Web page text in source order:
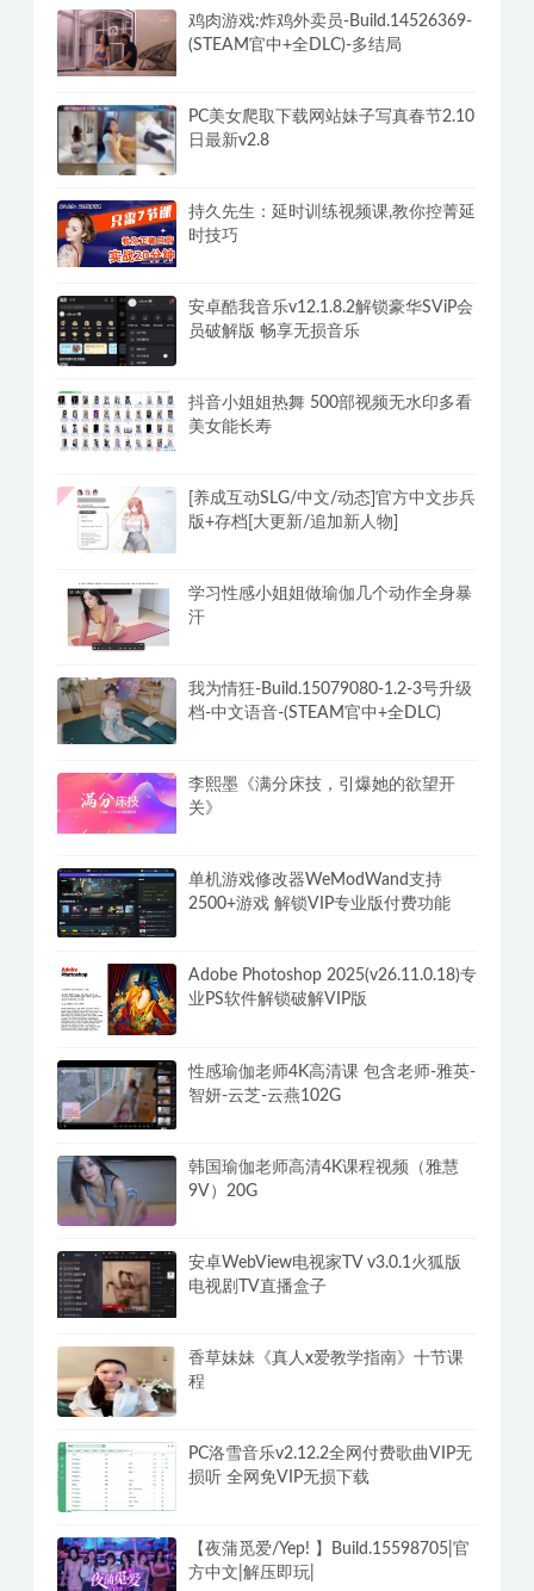
鸡肉游戏:炸鸡外卖员-Build.14526369-
(STEAM官中+全DLC)-多结局
PC美女爬取下载网站妹子写真春节2.10
日最新v2.8
持久先生：延时训练视频课,教你控菁延
时技巧
安卓酷我音乐v12.1.8.2解锁豪华SViP会
员破解版 畅享无损音乐
抖音小姐姐热舞 500部视频无水印多看
美女能长寿
[养成互动SLG/中文/动态]官方中文步兵
版+存档[大更新/追加新人物]
学习性感小姐姐做瑜伽几个动作全身暴
汗
我为情狂-Build.15079080-1.2-3号升级
档-中文语音-(STEAM官中+全DLC)
李熙墨《满分床技，引爆她的欲望开
关》
单机游戏修改器WeModWand支持
2500+游戏 解锁VIP专业版付费功能
Adobe Photoshop 2025(v26.11.0.18)专
业PS软件解锁破解VIP版
性感瑜伽老师4K高清课 包含老师-雅英-
智妍-云芝-云燕102G
韩国瑜伽老师高清4K课程视频（雅慧
9V）20G
安卓WebView电视家TV v3.0.1火狐版
电视剧TV直播盒子
香草妹妹《真人x爱教学指南》十节课
程
PC洛雪音乐v2.12.2全网付费歌曲VIP无
损听 全网免VIP无损下载
【夜蒲觅爱/Yep! 】Build.15598705|官
方中文|解压即玩|